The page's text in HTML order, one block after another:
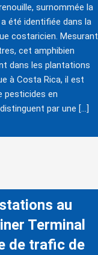
surnommée la
été identifiée dans la
costaricien. Mesurant
cet amphibien
dans les plantations
à Costa Rica, il est
pesticides en
par une […]
au
Terminal
de trafic de